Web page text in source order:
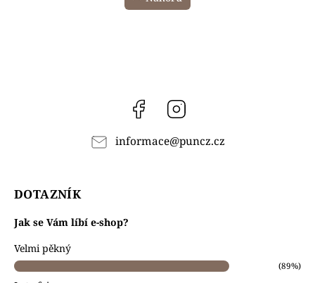
Facebook
informace@puncz.cz
DOTAZNÍK
Jak se Vám líbí e-shop?
Velmi pěkný
(89%)